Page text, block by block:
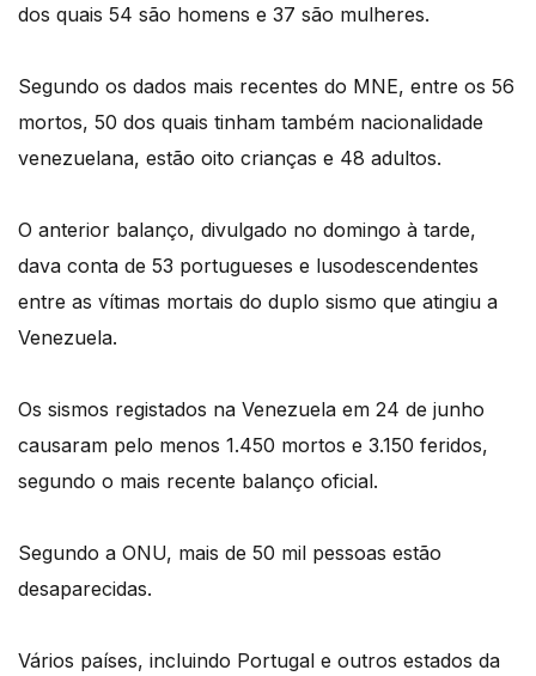
dos quais 54 são homens e 37 são mulheres.
Segundo os dados mais recentes do MNE, entre os 56
mortos, 50 dos quais tinham também nacionalidade
venezuelana, estão oito crianças e 48 adultos.
O anterior balanço, divulgado no domingo à tarde,
dava conta de 53 portugueses e lusodescendentes
entre as vítimas mortais do duplo sismo que atingiu a
Venezuela.
Os sismos registados na Venezuela em 24 de junho
causaram pelo menos 1.450 mortos e 3.150 feridos,
segundo o mais recente balanço oficial.
Segundo a ONU, mais de 50 mil pessoas estão
desaparecidas.
Vários países, incluindo Portugal e outros estados da